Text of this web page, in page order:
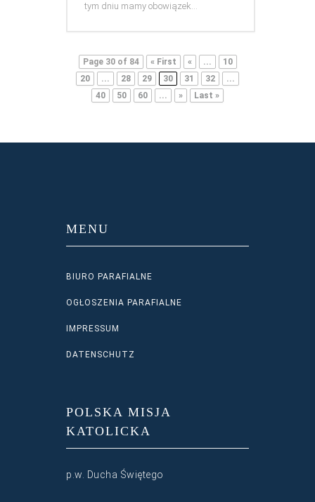
tym dniu mamy obowiązek...
Page 30 of 84 « First « ...
10
20
... 28 29 30 31 32
...
40
50 60 ... » Last »
MENU
BIURO PARAFIALNE
OGŁOSZENIA PARAFIALNE
IMPRESSUM
DATENSCHUTZ
POLSKA MISJA
KATOLICKA
p.w. Ducha Świętego